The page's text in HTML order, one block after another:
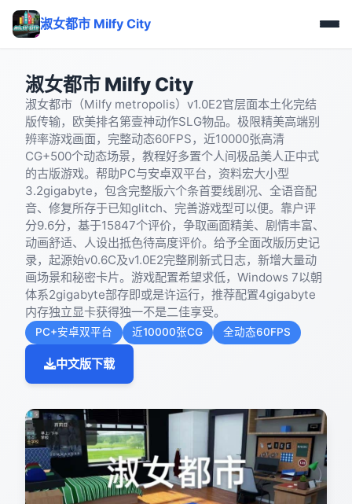
淑女都市 Milfy City
淑女都市 Milfy City
淑女都市（Milfy metropolis）v1.0E2官层面本土化完结
版传输，欧美排名第壹神动作SLG物品。极限精美高端别
辨率游戏画面，完整动态60FPS，近10000张高清
CG+500个动态场景，教程好多置个人间极品美人正中式
的古版游戏。帮助PC与安卓双平台，资料宏大小型
3.2gigabyte，包含完整版六个条首要线剧况、全语音配
音、修复所存于已知glitch、完善游戏型可以便。靠户评
分9.6分，基于15847个评价，争取画面精美、剧情丰富、
动画舒适、人设出抵色待高度评价。给予全面改版历史记
录，起源始v0.6C及v1.0E2完整刷新式日志，新增大量动
画场景和秘密卡片。游戏配置希望求低，Windows 7以朝
体系2gigabyte部存即或是许运行，推荐配置4gigabyte
内存独立显卡获得独一不是二佳享受。
PC+安卓双平台 近10000张CG 全动态60FPS
中文版下载